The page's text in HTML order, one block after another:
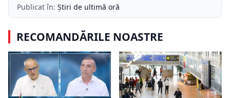
Publicat în: Știri de ultimă oră
RECOMANDĂRILE NOASTRE